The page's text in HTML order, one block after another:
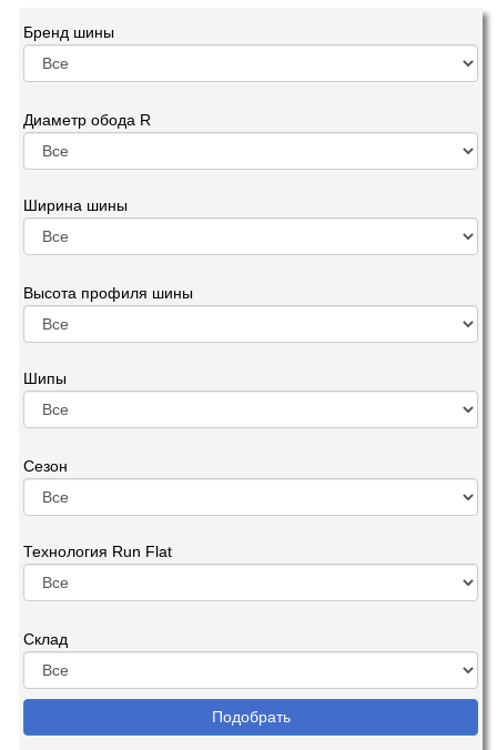
Бренд шины
Диаметр обода R
Ширина шины
Высота профиля шины
Шипы
Сезон
Технология Run Flat
Склад